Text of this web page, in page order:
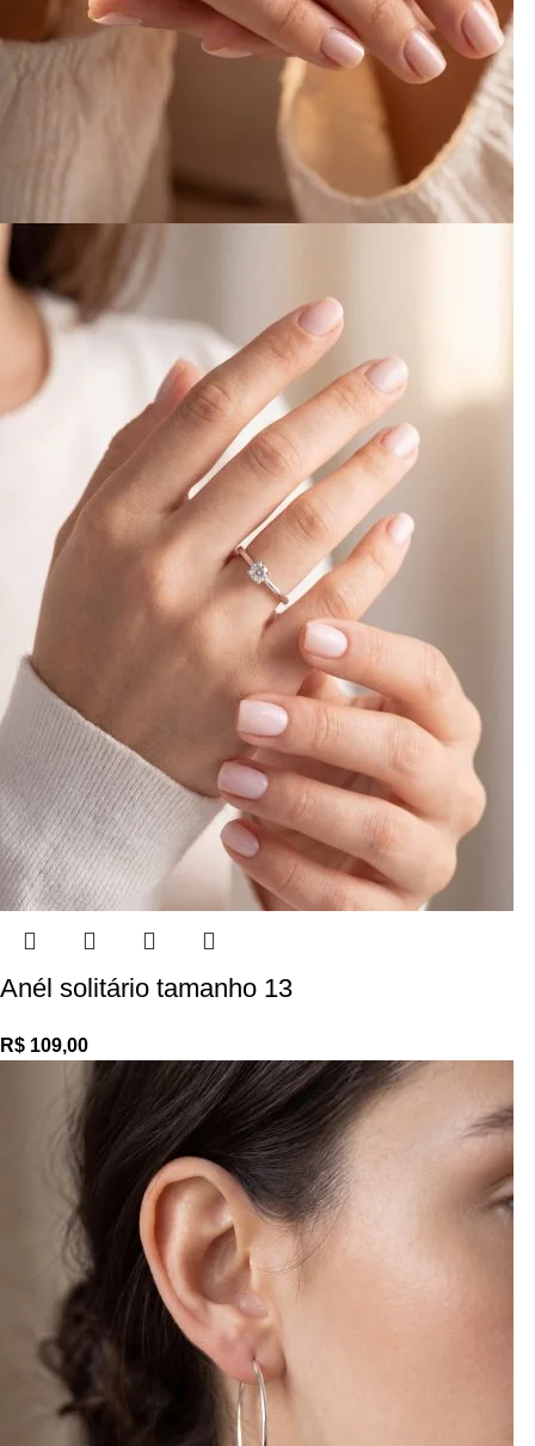
Anél solitário tamanho 13
R$